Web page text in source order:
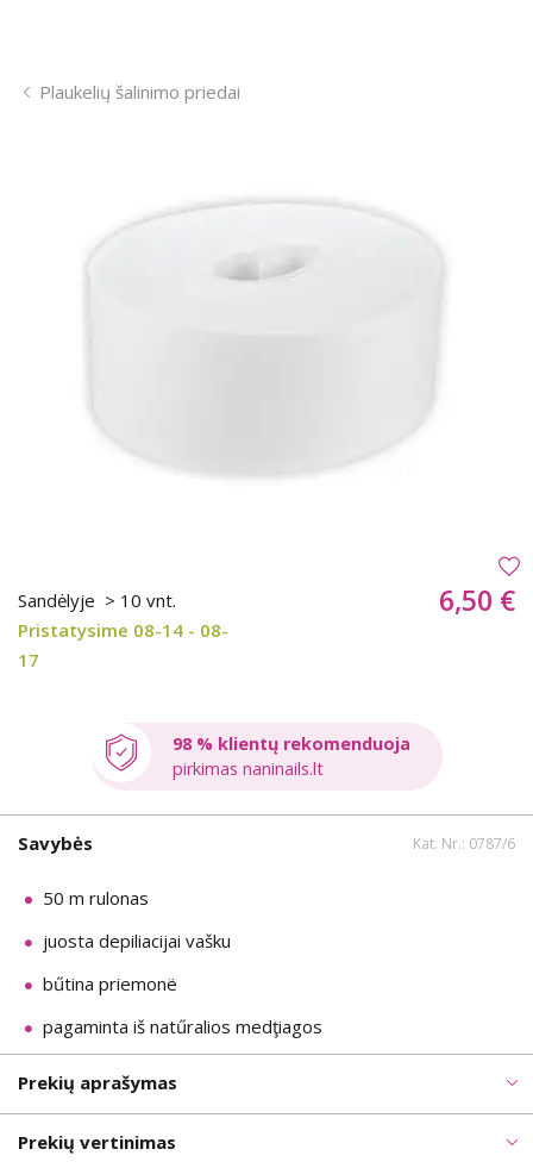
Plaukelių šalinimo priedai
Sandėlyje > 10 vnt.
Pristatysime 08-14 - 08-
17
6,50 €
98 % klientų rekomenduoja
pirkimas naninails.lt
Savybės Kat. Nr.: 0787/6
50 m rulonas
juosta depiliacijai vašku
bűtina priemonë
pagaminta iš natűralios medţiagos
Prekių aprašymas
Prekių vertinimas